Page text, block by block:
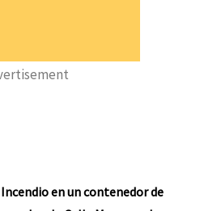
Incendio en un contenedor de